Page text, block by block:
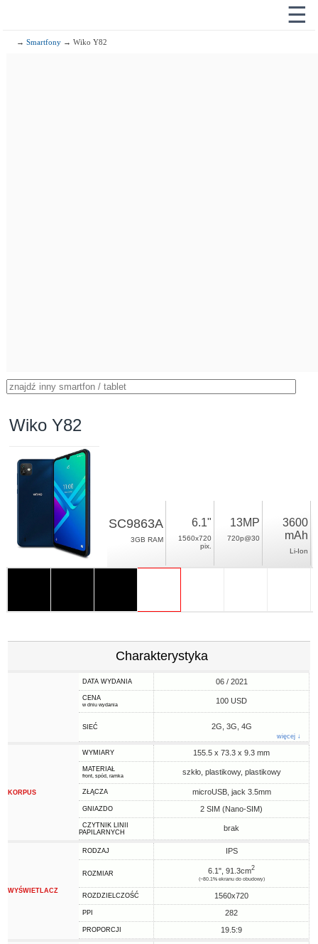
☰
→Smartfony → Wiko Y82
Wiko Y82
SC9863A
3GB RAM
6.1"
1560x720
pix.
13MP
720p@30
3600
mAh
Li-Ion
Charakterystyka
DATA WYDANIA 06 / 2021
CENA
w dniu wydania 100 USD
SIEĆ 2G, 3G, 4G
więcej ↓
KORPUS
WYMIARY 155.5 x 73.3 x 9.3 mm
MATERIAŁ
front, spód, ramka szkło, plastikowy, plastikowy
ZŁĄCZA microUSB, jack 3.5mm
GNIAZDO 2 SIM (Nano-SIM)
CZYTNIK LINII
PAPILARNYCH
brak
WYŚWIETLACZ
RODZAJ IPS
ROZMIAR 6.1", 91.3cm2
(~80.1% ekranu do obudowy)
ROZDZIELCZOŚĆ 1560x720
PPI 282
PROPORCJI 19.5:9